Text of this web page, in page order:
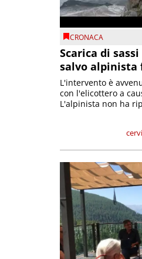
CRONACA
Scarica di
salvo alpinista
L'intervento è
con l'elicottero a
L'alpinista non ha